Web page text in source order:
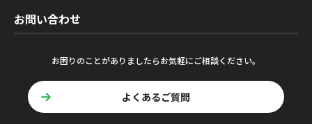
お問い合わせ
お困りのことがありましたらお気軽にご相談ください。
よくあるご質問